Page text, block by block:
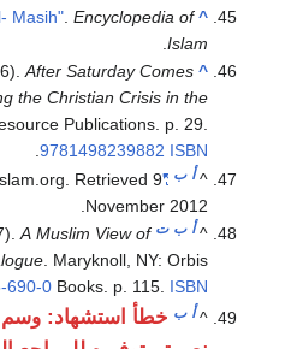
^
Masih" .Encyclopedia of
Islam
.
^
After Saturday Comes
the Christian Crisis in the
Publications. p. 29.
ISBN
9781498239882
.
^أ ب "The Holy Quran"
. Retrieved9
November 2012
^أ ب ت A Muslim View of
. Maryknoll, NY: Orbis
Books. p. 115. ISBN
690-0
^أ ب خطأ استشهاد: وسم